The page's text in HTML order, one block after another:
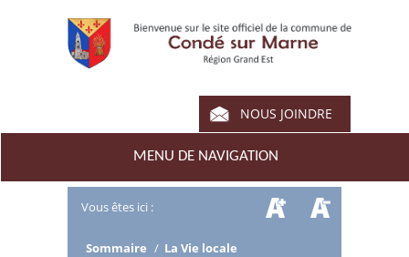
NOUS JOINDRE
MENU DE NAVIGATION
Vous êtes ici :
Sommaire / La Vie locale